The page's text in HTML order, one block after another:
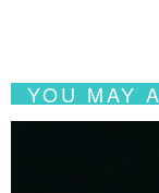
YOU MAY